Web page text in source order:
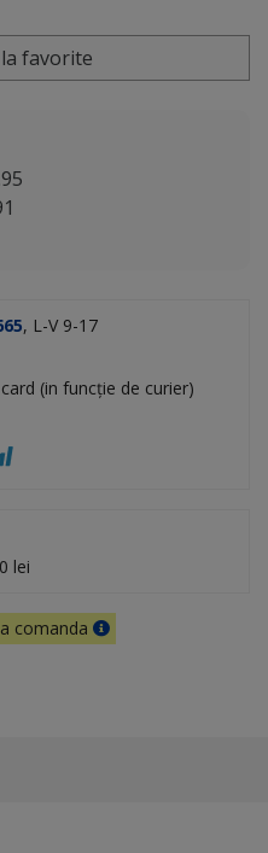
favorite
, L-V 9-17
(in funcție de curier)
lei
comanda